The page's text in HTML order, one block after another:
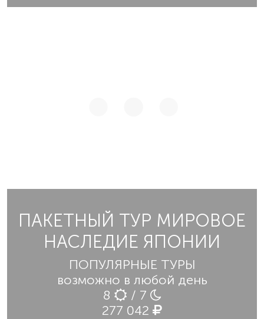
ПАКЕТНЫЙ ТУР МИРОВОЕ
НАСЛЕДИЕ ЯПОНИИ
ПОПУЛЯРНЫЕ ТУРЫ
возможно в любой день
8
/ 7
277 042